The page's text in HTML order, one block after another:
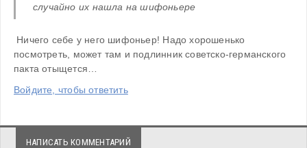
случайно их нашла на шифоньере
посмотреть, может там и подлинник советско-германского
пакта отыщется…
Войдите, чтобы ответить
НАПИСАТЬ КОММЕНТАРИЙ